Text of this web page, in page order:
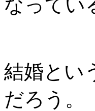
なってい
結婚とい
だろう。